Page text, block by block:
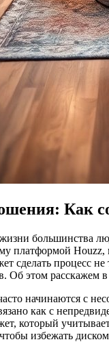
Как
большинства
платформой
сделать процесс
Об этом расскажем в
начинаются с
как с
который
избежать